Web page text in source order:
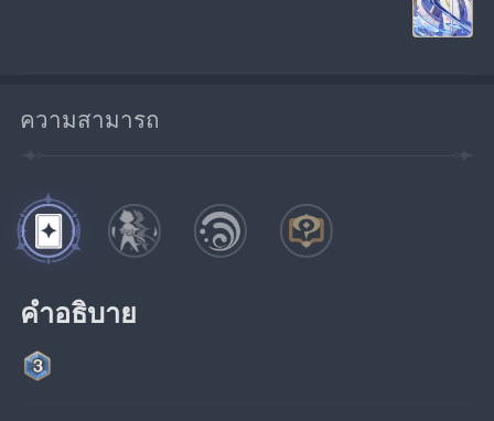
ความสามารถ
คำอธิบาย